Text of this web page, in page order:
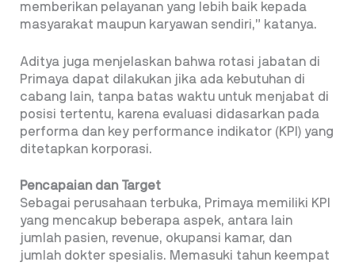
memberikan pelayanan yang lebih baik kepada
masyarakat maupun karyawan sendiri,” katanya.
Aditya juga menjelaskan bahwa rotasi jabatan di
Primaya dapat dilakukan jika ada kebutuhan di
cabang lain, tanpa batas waktu untuk menjabat di
posisi tertentu, karena evaluasi didasarkan pada
performa dan key performance indikator (KPI) yang
ditetapkan korporasi.
Pencapaian dan Target
Sebagai perusahaan terbuka, Primaya memiliki KPI
yang mencakup beberapa aspek, antara lain
jumlah pasien, revenue, okupansi kamar, dan
jumlah dokter spesialis. Memasuki tahun keempat